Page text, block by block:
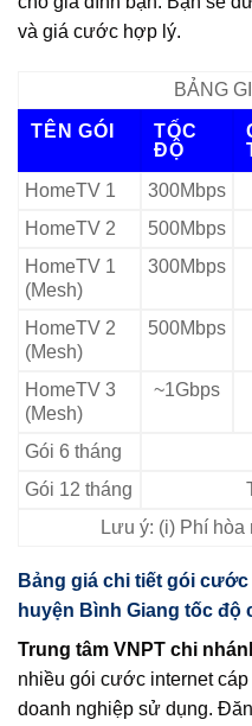
và giá cước hợp lý.
BẢNG
TÊN GÓI
TỐC
ĐỘ
HomeTV 1
300Mbps
HomeTV 2
500Mbps
HomeTV 1
(Mesh)
300Mbps
HomeTV 2
(Mesh)
500Mbps
HomeTV 3
(Mesh)
~1Gbps
Gói 6 tháng
Gói 12 tháng
Lưu ý: (i) Phí hòa
Bảng giá chi tiết gói
huyện Bình Giang tốc độ
Trung tâm VNPT chi
nhiều gói cước internet
doanh nghiệp sử dụng.